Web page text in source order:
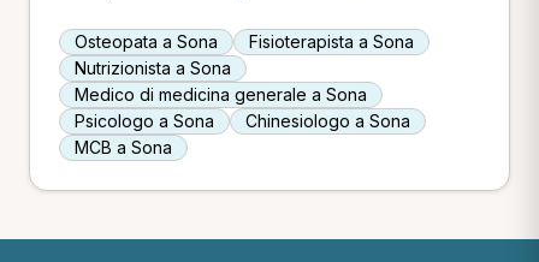
Osteopata a Sona
Fisioterapista a Sona
Nutrizionista a Sona
Medico di medicina generale a Sona
Psicologo a Sona
Chinesiologo a Sona
MCB a Sona